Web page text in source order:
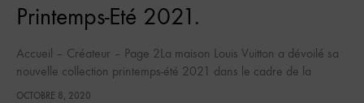
Printemps-Eté 2021.
Accueil – Créateur – Page 2La maison Louis Vuitton a dévoilé sa
nouvelle collection printemps-été 2021 dans le cadre de la
Fashion Week de Paris, dans le contexte particulier de…
OCTOBRE 8, 2020